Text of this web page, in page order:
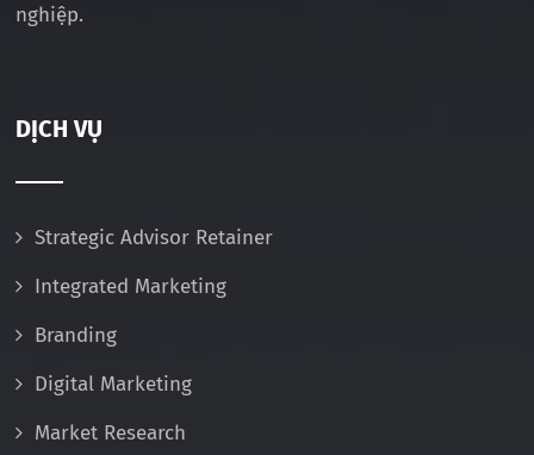
nghiệp.
DỊCH VỤ
Strategic Advisor Retainer
Integrated Marketing
Branding
Digital Marketing
Market Research